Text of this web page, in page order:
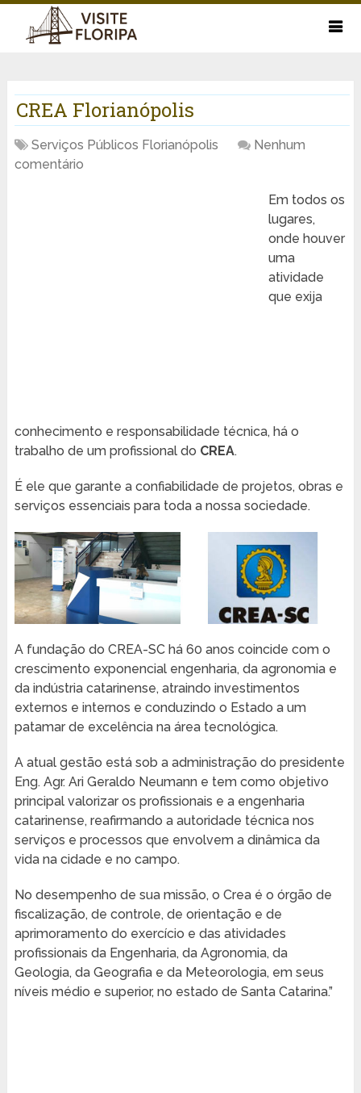
CREA Florianópolis
Serviços Públicos Florianópolis
Nenhum
comentário
Em todos os
lugares,
onde houver
uma
atividade
que exija
conhecimento e responsabilidade técnica, há o
trabalho de um profissional do CREA.
É ele que garante a confiabilidade de projetos, obras e
serviços essenciais para toda a nossa sociedade.
A fundação do CREA-SC há 60 anos coincide com o
crescimento exponencial engenharia, da agronomia e
da indústria catarinense, atraindo investimentos
externos e internos e conduzindo o Estado a um
patamar de excelência na área tecnológica.
A atual gestão está sob a administração do presidente
Eng. Agr. Ari Geraldo Neumann e tem como objetivo
principal valorizar os profissionais e a engenharia
catarinense, reafirmando a autoridade técnica nos
serviços e processos que envolvem a dinâmica da
vida na cidade e no campo.
No desempenho de sua missão, o Crea é o órgão de
fiscalização, de controle, de orientação e de
aprimoramento do exercício e das atividades
profissionais da Engenharia, da Agronomia, da
Geologia, da Geografia e da Meteorologia, em seus
níveis médio e superior, no estado de Santa Catarina.”